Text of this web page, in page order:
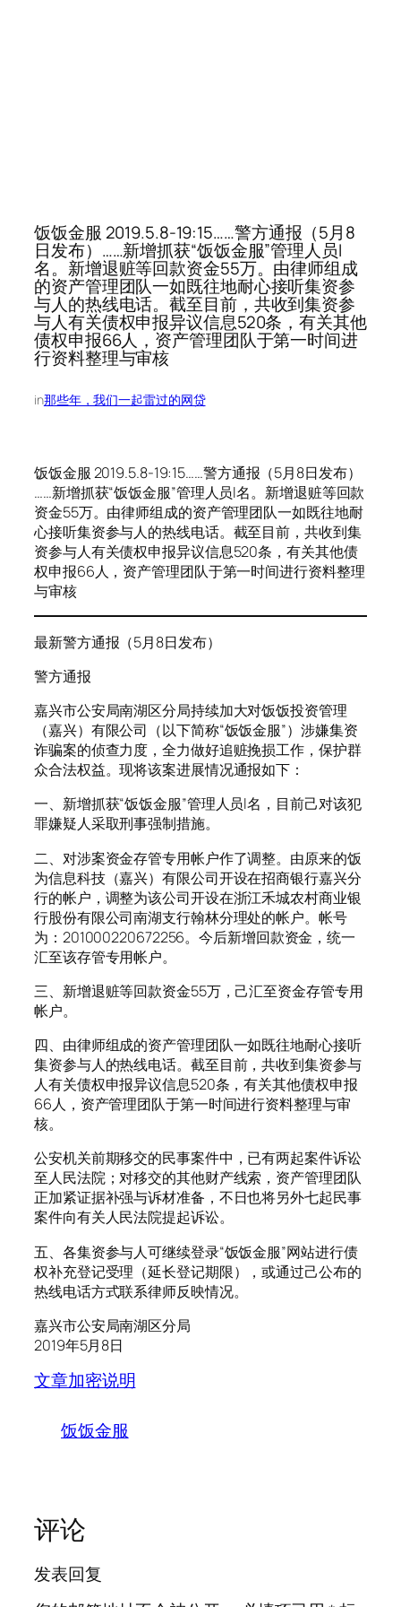
饭饭金服 2019.5.8-19:15……警方通报（5月8
日发布）……新增抓获“饭饭金服”管理人员l
名。新增退赃等回款资金55万。由律师组成
的资产管理团队一如既往地耐心接听集资参
与人的热线电话。截至目前，共收到集资参
与人有关债权申报异议信息520条，有关其他
债权申报66人，资产管理团队于第一时间进
行资料整理与审核
in那些年，我们一起雷过的网贷
饭饭金服 2019.5.8-19:15……警方通报（5月8日发布）
……新增抓获“饭饭金服”管理人员l名。新增退赃等回款
资金55万。由律师组成的资产管理团队一如既往地耐
心接听集资参与人的热线电话。截至目前，共收到集
资参与人有关债权申报异议信息520条，有关其他债
权申报66人，资产管理团队于第一时间进行资料整理
与审核
最新警方通报（5月8日发布）
警方通报
嘉兴市公安局南湖区分局持续加大对饭饭投资管理
（嘉兴）有限公司（以下简称“饭饭金服”）涉嫌集资
诈骗案的侦查力度，全力做好追赃挽损工作，保护群
众合法权益。现将该案进展情况通报如下：
一、新增抓获“饭饭金服”管理人员l名，目前己对该犯
罪嫌疑人采取刑事强制措施。
二、对涉案资金存管专用帐户作了调整。由原来的饭
为信息科技（嘉兴）有限公司开设在招商银行嘉兴分
行的帐户，调整为该公司开设在浙江禾城农村商业银
行股份有限公司南湖支行翰林分理处的帐户。帐号
为：201000220672256。今后新增回款资金，统一
汇至该存管专用帐户。
三、新增退赃等回款资金55万，己汇至资金存管专用
帐户。
四、由律师组成的资产管理团队一如既往地耐心接听
集资参与人的热线电话。截至目前，共收到集资参与
人有关债权申报异议信息520条，有关其他债权申报
66人，资产管理团队于第一时间进行资料整理与审
核。
公安机关前期移交的民事案件中，已有两起案件诉讼
至人民法院；对移交的其他财产线索，资产管理团队
正加紧证据补强与诉材准备，不日也将另外七起民事
案件向有关人民法院提起诉讼。
五、各集资参与人可继续登录“饭饭金服”网站进行债
权补充登记受理（延长登记期限），或通过己公布的
热线电话方式联系律师反映情况。
嘉兴市公安局南湖区分局
2019年5月8日
文章加密说明
饭饭金服
评论
发表回复